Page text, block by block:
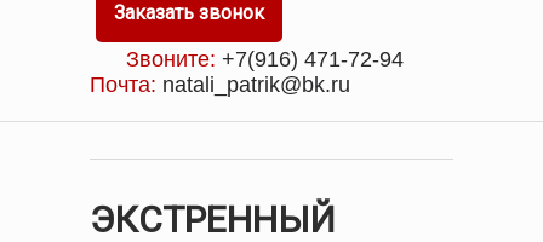
Заказать звонок
Звоните: +7(916) 471-72-94
Почта: natali_patrik@bk.ru
ЭКСТРЕННЫЙ